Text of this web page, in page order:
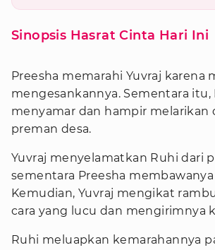
Sinopsis Hasrat Cinta Hari Ini
Preesha memarahi Yuvraj karena
mengesankannya. Sementara itu,
menyamar dan hampir melarikan
preman desa.
Yuvraj menyelamatkan Ruhi dari
sementara Preesha
Kemudian, Yuvraj mengikat
cara yang lucu dan mengirimnya
Ruhi meluapkan kemarahannya